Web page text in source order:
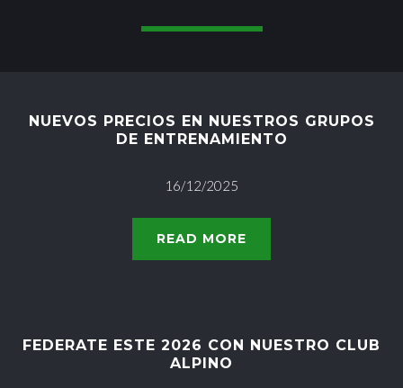
NUEVOS PRECIOS EN NUESTROS GRUPOS
DE ENTRENAMIENTO
16/12/2025
READ MORE
FEDERATE ESTE 2026 CON NUESTRO CLUB
ALPINO